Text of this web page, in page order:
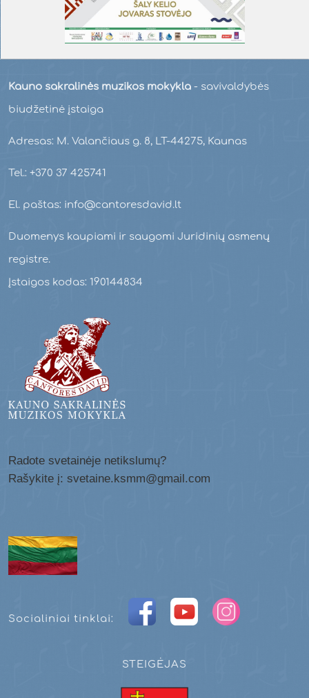
Kauno sakralinės muzikos mokykla - savivaldybės
biudžetinė įstaiga
Adresas: M. Valančiaus g. 8, LT-44275, Kaunas
Tel.: +370 37 425741
El. paštas: info@cantoresdavid.lt
Duomenys kaupiami ir saugomi Juridinių asmenų
registre.
Įstaigos kodas: 190144834
Radote svetainėje netikslumų?
Rašykite į: svetaine.ksmm@gmail.com
Socialiniai tinklai:
STEIGĖJAS